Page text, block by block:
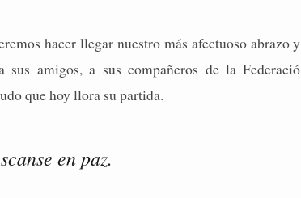
hacer llegar nuestro más afectuoso abrazo y
amigos, a sus compañeros de la Federació
que hoy llora su partida.
en paz.